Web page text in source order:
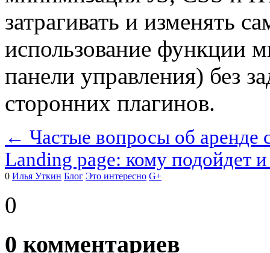
затрагивать и изменять
использование функции
панели управления) без
сторонних плагинов.
← Частые вопросы об аренде
Landing page: кому подойдет
0 Илья Уткин Блог Это интересно G+
0
0 комментариев